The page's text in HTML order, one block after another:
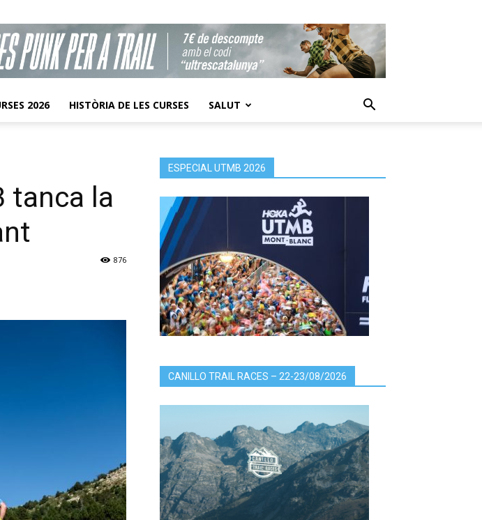
2026 HISTÒRIA DE LES CURSES SALUT
tanca la
876
ESPECIAL UTMB 2026
CANILLO TRAIL RACES – 22-23/08/2026